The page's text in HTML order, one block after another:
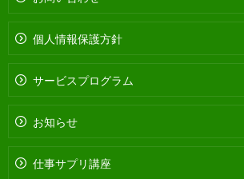
個人情報保護方針
サービスプログラム
お知らせ
仕事サプリ講座